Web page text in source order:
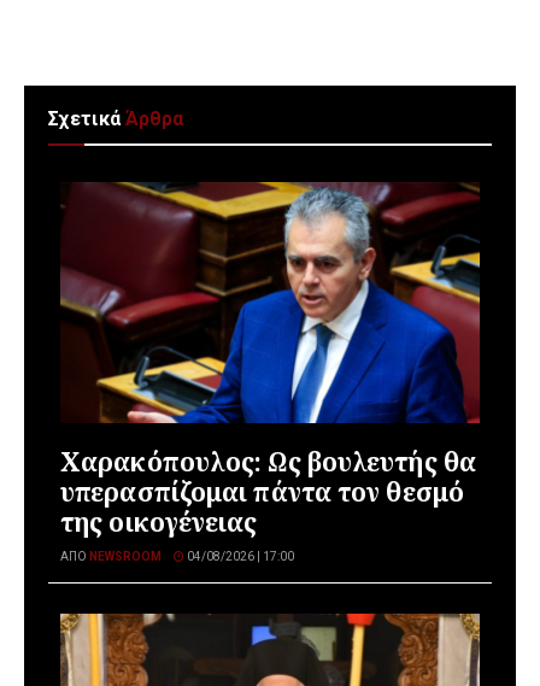
ΣχετικάΆρθρα
Χαρακόπουλος: Ως βουλευτής θα
υπερασπίζομαι πάντα τον θεσμό
της οικογένειας
ΑΠΌ NEWSROOM 04/08/2026 | 17:00